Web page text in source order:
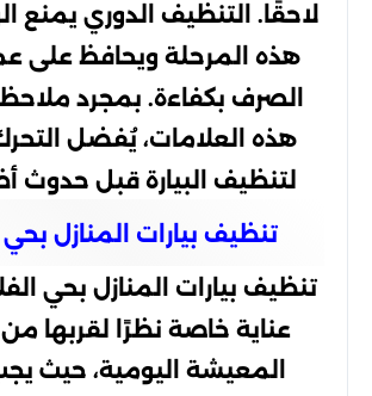
لاحقًا. التنظيف الدوري يمنع
هذه المرحلة ويحافظ على
الصرف بكفاءة. بمجرد
هذه العلامات، يُفضل
لتنظيف البيارة قبل حدوث
تنظيف بيارات المنازل بحي
تنظيف بيارات المنازل بحي
عناية خاصة نظرًا لقربها
المعيشة اليومية، حيث